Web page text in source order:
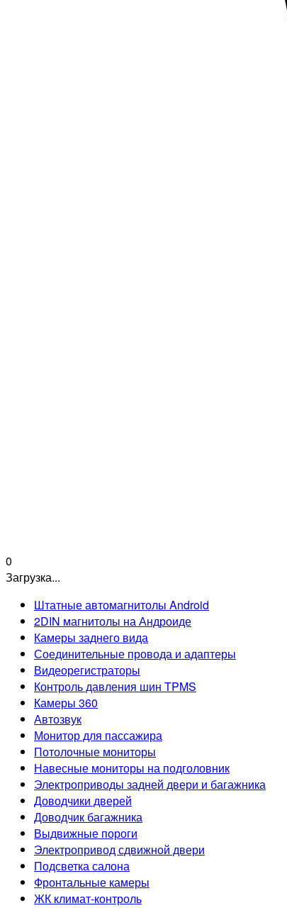
0
Загрузка...
Штатные автомагнитолы Android
2DIN магнитолы на Андроиде
Камеры заднего вида
Соединительные провода и адаптеры
Видеорегистраторы
Контроль давления шин TPMS
Камеры 360
Автозвук
Монитор для пассажира
Потолочные мониторы
Навесные мониторы на подголовник
Электроприводы задней двери и багажника
Доводчики дверей
Доводчик багажника
Выдвижные пороги
Электропривод сдвижной двери
Подсветка салона
Фронтальные камеры
ЖК климат-контроль